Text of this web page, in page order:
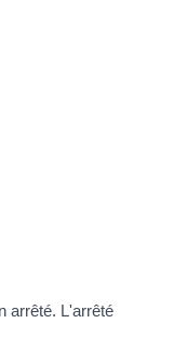
arrêté. L'arrêté